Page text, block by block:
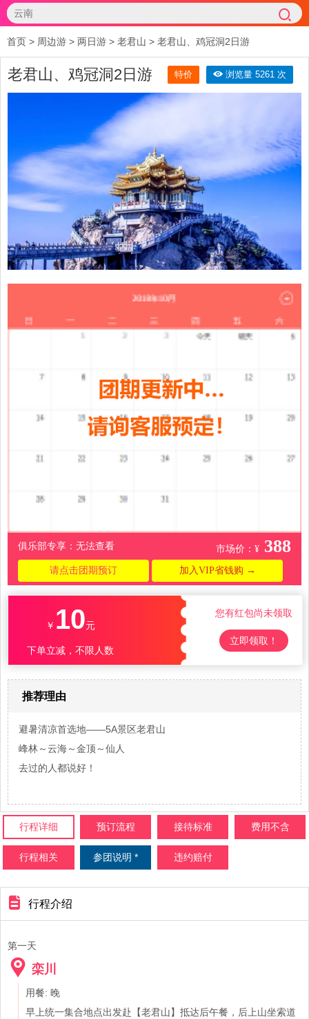
首页 > 周边游 > 两日游 > 老君山 > 老君山、鸡冠洞2日游
老君山、鸡冠洞2日游 特价 浏览量 5261 次
俱乐部专享：无法查看 市场价：¥ 388
请点击团期预订 加入VIP省钱购 →
￥ 10元
下单立减，不限人数
您有红包尚未领取
立即领取！
推荐理由
避暑清凉首选地——5A景区老君山
峰林～云海～金顶～仙人
去过的人都说好！
行程详细 预订流程 接待标准 费用不含
行程相关 参团说明 * 违约赔付
行程介绍
第一天
栾川
用餐: 晚
早上统一集合地点出发赴【老君山】抵达后午餐，后上山坐索道